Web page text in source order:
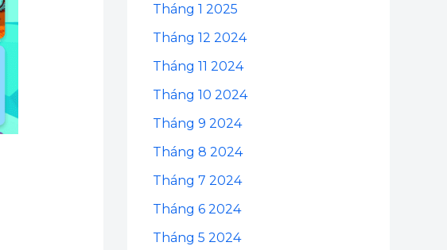
Tháng 1 2025
Tháng 12 2024
Tháng 11 2024
Tháng 10 2024
Tháng 9 2024
Tháng 8 2024
Tháng 7 2024
Tháng 6 2024
Tháng 5 2024